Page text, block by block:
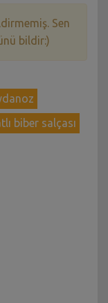
Sen
bildir:)
biber salçası